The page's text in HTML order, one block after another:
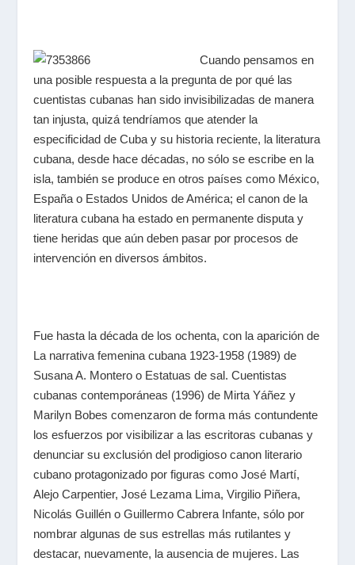
Cuando pensamos en
una posible respuesta a la pregunta de por qué las
cuentistas cubanas han sido invisibilizadas de manera
tan injusta, quizá tendríamos que atender la
especificidad de Cuba y su historia reciente, la literatura
cubana, desde hace décadas, no sólo se escribe en la
isla, también se produce en otros países como México,
España o Estados Unidos de América; el canon de la
literatura cubana ha estado en permanente disputa y
tiene heridas que aún deben pasar por procesos de
intervención en diversos ámbitos.
Fue hasta la década de los ochenta, con la aparición de
La narrativa femenina cubana 1923-1958 (1989) de
Susana A. Montero o Estatuas de sal. Cuentistas
cubanas contemporáneas (1996) de Mirta Yáñezy
Marilyn Bobes comenzaron de forma más contundente
los esfuerzos por visibilizar a las escritoras cubanas y
denunciar su exclusión del prodigioso canon literario
cubano protagonizado por figuras comoJosé Martí,
Alejo Carpentier, José Lezama Lima, Virgilio Piñera,
Nicolás Guillén o Guillermo Cabrera Infante, sólo por
nombrar algunas de sus estrellas más rutilantes y
destacar, nuevamente, la ausencia de mujeres. Las